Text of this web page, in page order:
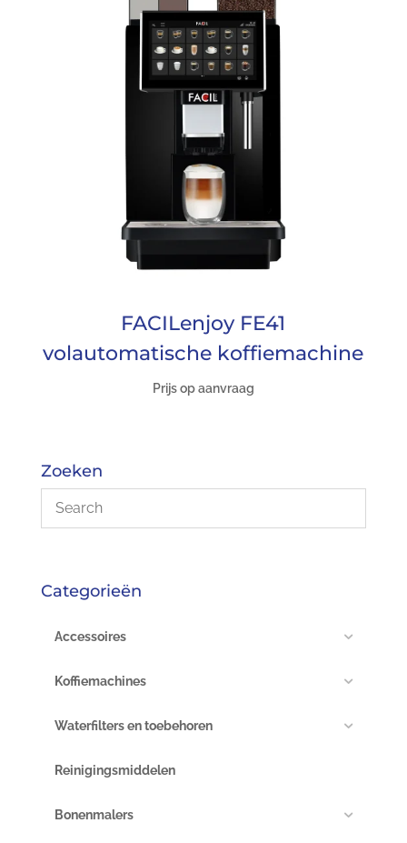
FACILenjoy FE41
volautomatische koffiemachine
Prijs op aanvraag
Zoeken
Categorieën
Accessoires
Koffiemachines
Waterfilters en toebehoren
Reinigingsmiddelen
Bonenmalers